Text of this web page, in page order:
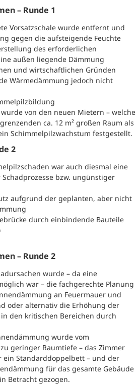
– Runde 1
Vorsatzschale wurde entfernt und
gegen die aufsteigende Feuchte
des erforderlichen
außen liegende Dämmung
und wirtschaftlichen Gründen
Wärmedämmung jedoch nicht
von den neuen Mietern – welche
ca. 12 m² großen Raum als
Schimmelpilzwachstum festgestellt.
2
war auch diesmal eine
bzw. ungünstiger
aufgrund der geplanten, aber nicht
durch einbindende Bauteile
– Runde 2
wurde – da eine
war – die fachgerechte Planung
an Feuermauer und
oder alternativ die Erhöhung der
den kritischen Bereichen durch
wurde vom
geringer Raumtiefe – das Zimmer
Standarddoppelbett – und der
für das gesamte Gebäude
Betracht gezogen.